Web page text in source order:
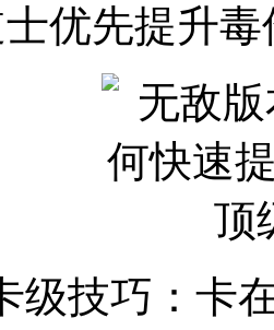
优先提升
级技巧：卡